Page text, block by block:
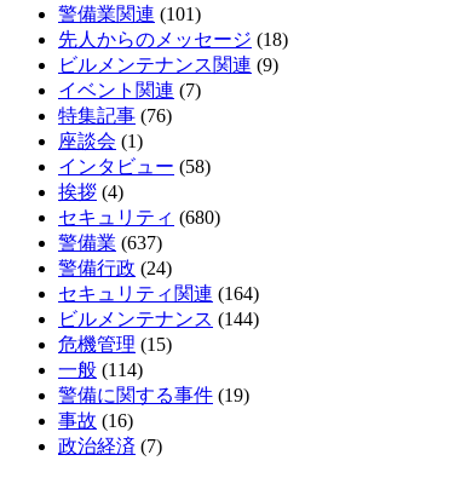
警備業関連 (101)
先人からのメッセージ (18)
ビルメンテナンス関連 (9)
イベント関連 (7)
特集記事 (76)
座談会 (1)
インタビュー (58)
挨拶 (4)
セキュリティ (680)
警備業 (637)
警備行政 (24)
セキュリティ関連 (164)
ビルメンテナンス (144)
危機管理 (15)
一般 (114)
警備に関する事件 (19)
事故 (16)
政治経済 (7)